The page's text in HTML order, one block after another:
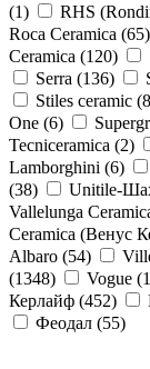
(1) RHS
Roca Ceramica (65)
Ceramica (120)
Serra (136)
Stiles ceramic (8
One (6)
Tecniceramica (2)
Lamborghini (6)
(38) Unitile-
Vallelunga
Ceramica
Albaro (54)
(1348) Vogue (
Керлайф (452)
Феодал (55)